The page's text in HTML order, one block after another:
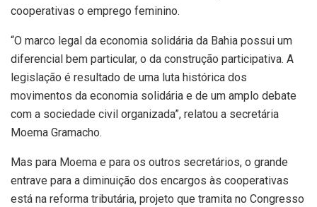
cooperativas o emprego feminino.
“O marco legal da economia solidária da Bahia possui um
diferencial bem particular, o da construção participativa. A
legislação é resultado de uma luta histórica dos
movimentos da economia solidária e de um amplo debate
com a sociedade civil organizada”, relatou a secretária
Moema Gramacho.
Mas para Moema e para os outros secretários, o grande
entrave para a diminuição dos encargos às cooperativas
está na reforma tributária, projeto que tramita no Congresso